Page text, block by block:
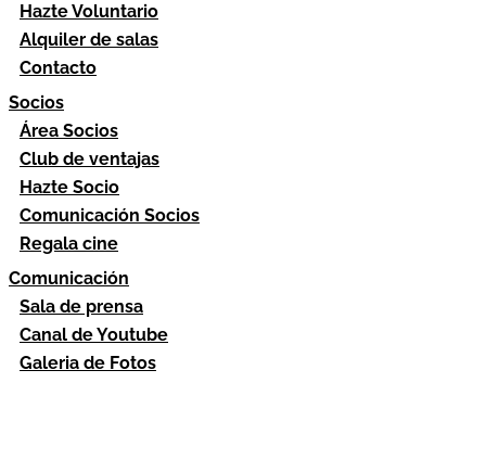
Hazte Voluntario
Alquiler de salas
Contacto
Socios
Área Socios
Club de ventajas
Hazte Socio
Comunicación Socios
Regala cine
Comunicación
Sala de prensa
Canal de Youtube
Galeria de Fotos